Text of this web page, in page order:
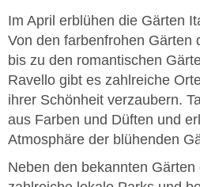
Im April erblühen die Gärten
Von den farbenfrohen Gärten
bis zu den romantischen
Ravello gibt es zahlreiche
ihrer Schönheit verzaubern.
aus Farben und Düften und
Atmosphäre der blühenden
Neben den bekannten